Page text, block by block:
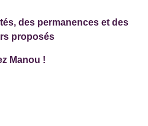
des permanences et des
proposés
Manou !